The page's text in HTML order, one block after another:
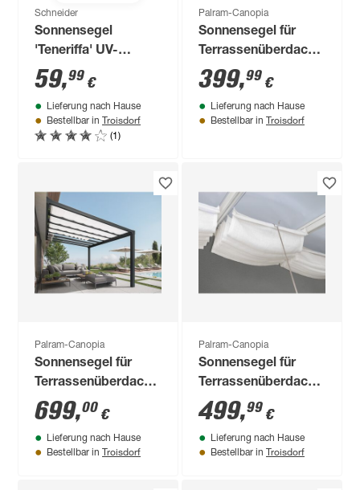
Schneider
Sonnensegel
'Teneriffa' UV-
beständig/wasserabweisend
360 x 250 cm
59,99 €
Lieferung nach Hause
Bestellbar in Troisdorf
(1)
Palram-Canopia
Sonnensegel für
Terrassenüberdachung
'Stockholm' 325 x
64,5 cm 8 Stück
399,99 €
Lieferung nach Hause
Bestellbar in Troisdorf
Palram-Canopia
Sonnensegel für
Terrassenüberdachung
'Stockholm' 325 x
64,5 cm 13 Stück
699,00 €
Lieferung nach Hause
Bestellbar in Troisdorf
Palram-Canopia
Sonnensegel für
Terrassenüberdachung
3 x 7,4 m
499,99 €
Lieferung nach Hause
Bestellbar in Troisdorf